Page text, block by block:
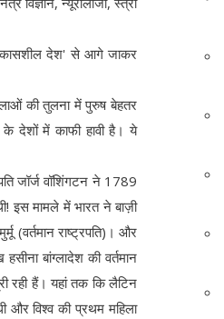
देश' से आगे जाकर
की तुलना में पुरुष बेहतर
देशों में काफी हावी है। ये
जॉर्ज वॉशिंगटन ने 1789
इस मामले में भारत ने बाज़ी
(वर्तमान राष्ट्रपति)। और
बांग्लादेश की वर्तमान
रही हैं। यहां तक कि लैटिन
और विश्व की प्रथम महिला